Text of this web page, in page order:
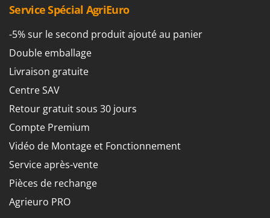
Service Spécial AgriEuro
-5% sur le second produit ajouté au panier
Double emballage
Livraison gratuite
Centre SAV
Retour gratuit sous 30 jours
Compte Premium
Vidéo de Montage et Fonctionnement
Service après-vente
Pièces de rechange
Agrieuro PRO